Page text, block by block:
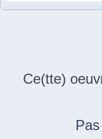
Ce(tte)